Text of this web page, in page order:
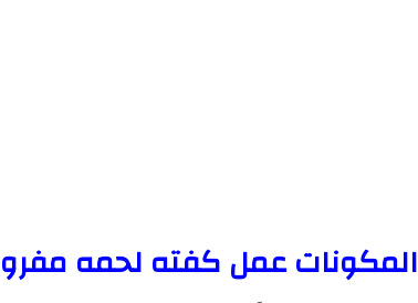
المكونات عمل كفته لحمه